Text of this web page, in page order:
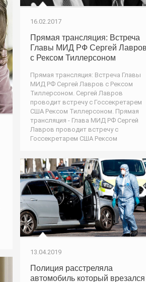
16.02.2017
Прямая трансляция: Встреча
Главы МИД РФ Сергей Лавров
с Рексом Тиллерсоном
Прямая трансляция: Встреча Главы
МИД РФ Сергей Лавров с Рексом
Тиллерсоном. Сергей Лавров
проводит встречу с Госсекретарем
США Рексом Тиллерсоном. Прямая
трансляция - Глава МИД РФ Сергей
Лавров проводит встречу с
Госсекретарем США Рексом
13.04.2019
Полиция расстреляла
автомобиль который врезался